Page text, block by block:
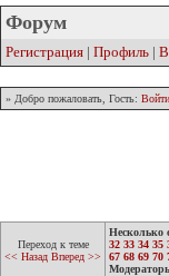
Форум
Регистрация | Профиль |
» Добро пожаловать, Гость: Войти
Переход к теме
<< Назад Вперед >>
Несколько
32 33 34 35
67 68 69 70